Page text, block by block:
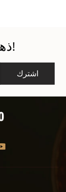
ذهول البريد الإلكتروني!
اشترك